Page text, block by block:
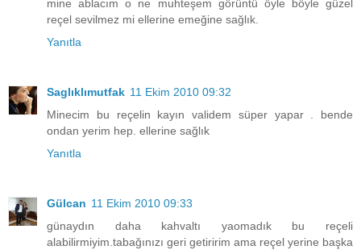
mine ablacım o ne muhteşem görüntü öyle böyle güzel
reçel sevilmez mi ellerine emeğine sağlık.
Yanıtla
Saglıklımutfak 11 Ekim 2010 09:32
Minecim bu reçelin kayın validem süper yapar . bende
ondan yerim hep. ellerine sağlık
Yanıtla
Gülcan 11 Ekim 2010 09:33
günaydın daha kahvaltı yaomadık bu reçeli
alabilirmiyim.tabağınızı geri getiririm ama reçel yerine başka